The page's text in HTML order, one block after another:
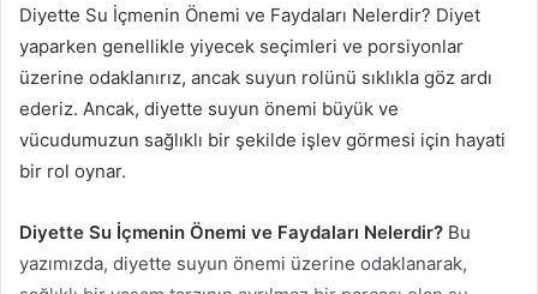
Diyette Su İçmenin Önemi ve Faydaları Nelerdir? Diyet
yaparken genellikle yiyecek seçimleri ve porsiyonlar
üzerine odaklanırız, ancak suyun rolünü sıklıkla göz ardı
ederiz. Ancak, diyette suyun önemi büyük ve
vücudumuzun sağlıklı bir şekilde işlev görmesi için hayati
bir rol oynar.
Diyette Su İçmenin Önemi ve Faydaları Nelerdir? Bu
yazımızda, diyette suyun önemi üzerine odaklanarak,